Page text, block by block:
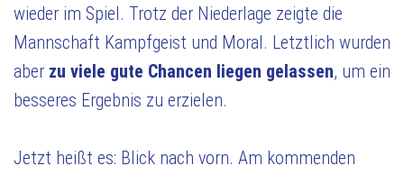
wieder im Spiel. Trotz der Niederlage zeigte die
Mannschaft Kampfgeist und Moral. Letztlich wurden
aber zu viele gute Chancen liegen gelassen, um ein
besseres Ergebnis zu erzielen.
Jetzt heißt es: Blick nach vorn. Am kommenden